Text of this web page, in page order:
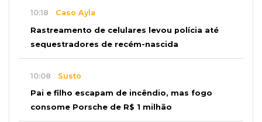
10:18 Caso Ayla
Rastreamento de celulares levou polícia até
sequestradores de recém-nascida
10:08 Susto
Pai e filho escapam de incêndio, mas fogo
consome Porsche de R$ 1 milhão